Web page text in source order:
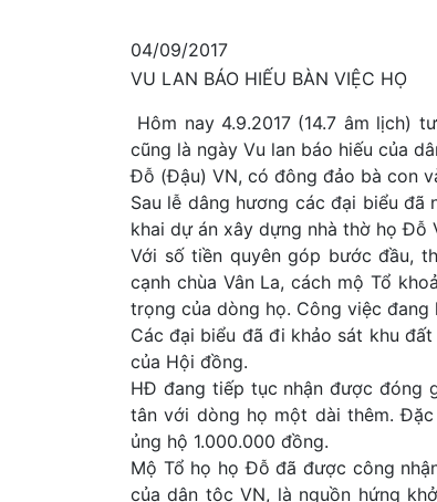
04/09/2017
VU LAN BÁO HIẾU BÀN VIỆC HỌ
Hôm nay 4.9.2017 (14.7 âm lịch)
cũng là ngày Vu lan báo hiếu của
Đỗ (Đậu) VN, có đông đảo bà con
Sau lễ dâng hương các đại biểu
khai dự án xây dựng nhà thờ họ Đỗ
Với số tiền quyên góp bước đầu,
cạnh chùa Vân La, cách mộ Tổ
trọng của dòng họ. Công việc đang
Các đại biểu đã đi khảo sát khu
của Hội đồng.
HĐ đang tiếp tục nhận được đóng
tân với dòng họ một dài thêm.
ủng hộ 1.000.000 đồng.
Mộ Tổ họ họ Đỗ đã được công
của dân tộc VN, là nguồn hứng